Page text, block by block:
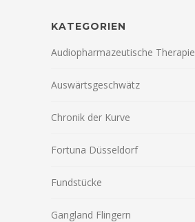
KATEGORIEN
Audiopharmazeutische Therapie
Auswärtsgeschwätz
Chronik der Kurve
Fortuna Düsseldorf
Fundstücke
Gangland Flingern